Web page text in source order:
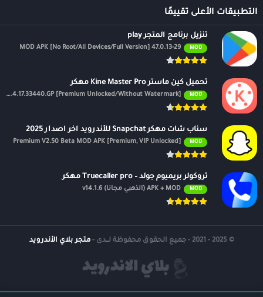
التطبيقات الأعلى تقييمًا
تنزيل برنامج المتجر play
MOD
47.0.13-29 MOD APK [No Root/All Devices/Full Version]
تحميل كين ماستر Kine Master Pro مهكر
MOD
APK v7.4.17.33440.GP [Premium Unlocked/Without Watermark]
سناب شات مهكر Snapchat للأندرويد اخر اصدار 2025
MOD
Premium V2.50 Beta MOD APK [Premium, VIP Unlocked]
تروكولر بريميوم جولد – Truecaller pro مهكر
MOD APK + MOD (الذهبي مجانًا) v14.1.6
© 2025 - 2021 - جميع الحقوق محفوظة لــدى - متجر بلاي الأندرويد